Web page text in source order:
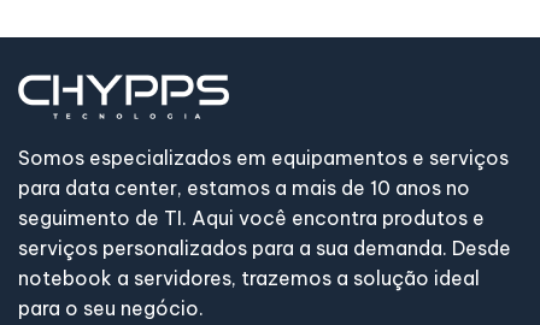
Somos especializados em equipamentos e serviços
para data center, estamos a mais de 10 anos no
seguimento de TI. Aqui você encontra produtos e
serviços personalizados para a sua demanda. Desde
notebook a servidores, trazemos a solução ideal
para o seu negócio.